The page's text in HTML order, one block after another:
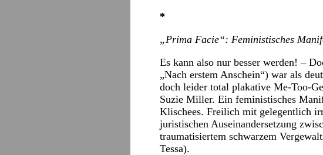
*
„Prima Facie“: Feministisches
Es kann also nur besser werden! –
„Nach erstem Anschein“) war als
doch leider total plakative Me-Too-
Suzie Miller. Ein feministisches
Klischees. Freilich mit gelegentlich
juristischen Auseinandersetzung
traumatisiertem schwarzem
Tessa).